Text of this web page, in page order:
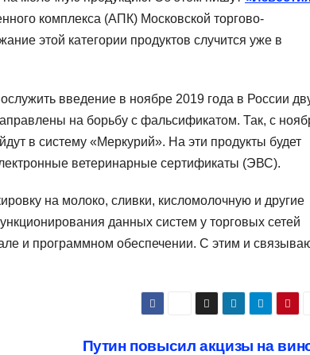
комплекса (АПК) Московской торгово-
этой категории продуктов случится уже в
введение в ноябре 2019 года в России
на борьбу с фальсификатом. Так, с
в систему «Меркурий». На эти продукты будет
ветеринарные сертификаты (ЭВС).
на молоко, сливки, кисломолочную и другие
данных систем у торговых сетей
и программном обеспечении. С этим и
Путин повысил акцизы на